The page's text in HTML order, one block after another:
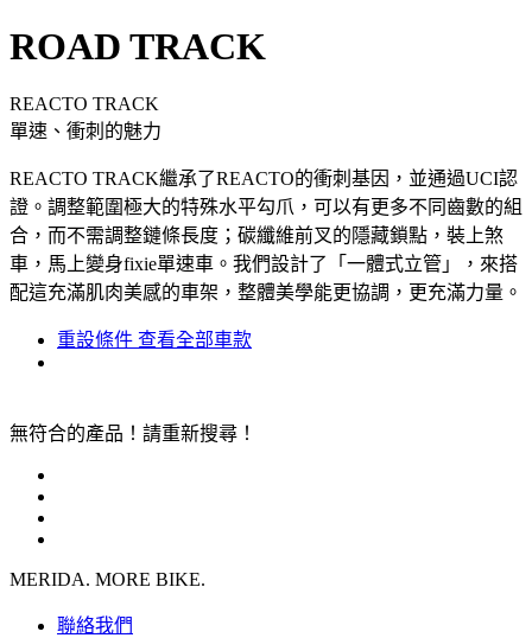
ROAD TRACK
REACTO TRACK
單速、衝刺的魅力
REACTO TRACK繼承了REACTO的衝刺基因，並通過UCI認
證。調整範圍極大的特殊水平勾爪，可以有更多不同齒數的組
合，而不需調整鏈條長度；碳纖維前叉的隱藏鎖點，裝上煞
車，馬上變身fixie單速車。我們設計了「一體式立管」，來搭
配這充滿肌肉美感的車架，整體美學能更協調，更充滿力量。
重設條件 查看全部車款
無符合的產品！請重新搜尋！
MERIDA. MORE BIKE.
聯絡我們